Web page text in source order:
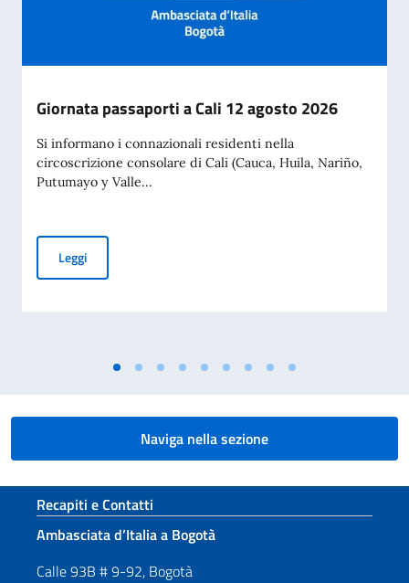
Giornata passaporti a Cali 12 agosto 2026
Si informano i connazionali residenti nella
circoscrizione consolare di Cali (Cauca, Huila, Nariño,
Putumayo y Valle...
LeggiGiornata passaporti a Cali 12 agosto 2026
Naviga nella sezione
Sezione footer
Recapiti e Contatti
Ambasciata d’Italia a Bogotà
Calle 93B # 9-92, Bogotà